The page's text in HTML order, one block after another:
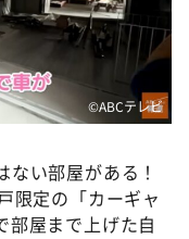
©ABCテレビ
い部屋がある！
限定の「カーギャ
部屋まで上げた自